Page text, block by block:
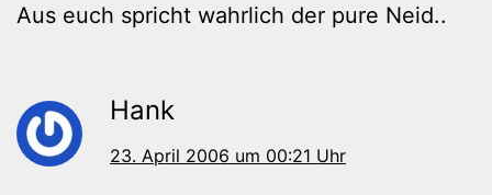
Aus euch spricht wahrlich der pure Neid..
Hank
23. April 2006 um 00:21 Uhr